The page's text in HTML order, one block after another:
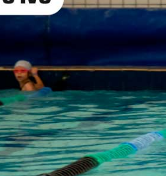
NOVOS
em Contato